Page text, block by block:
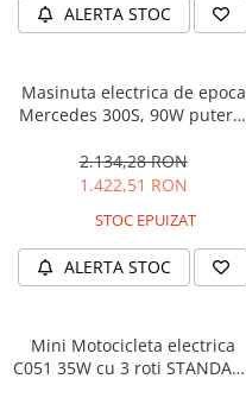
ALERTA STOC
Masinuta electrica de epoca
Mercedes 300S, 90W putere,
2.134,28 RON
1.422,51 RON
STOC EPUIZAT
ALERTA STOC
Mini Motocicleta electrica
C051 35W cu 3 roti STANDARD